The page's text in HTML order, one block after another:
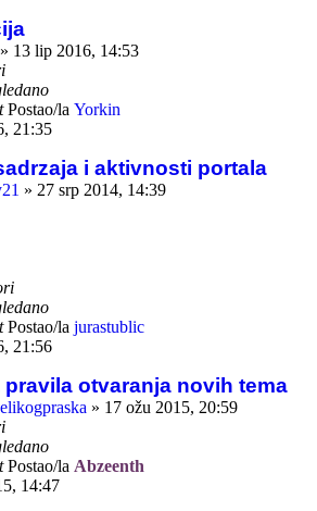
» 13 lip 2016, 14:53
Postao/la Yorkin
21:35
i aktivnosti portala
» 27 srp 2014, 14:39
Postao/la jurastublic
21:56
pravila otvaranja novih tema
» 17 ožu 2015, 20:59
Postao/la Abzeenth
14:47